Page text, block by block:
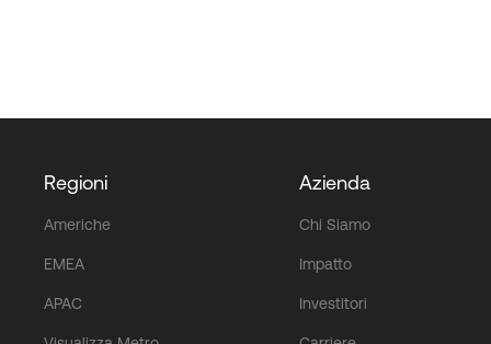
Regioni
Americhe
EMEA
APAC
Azienda
Chi Siamo
Impatto
Investitori